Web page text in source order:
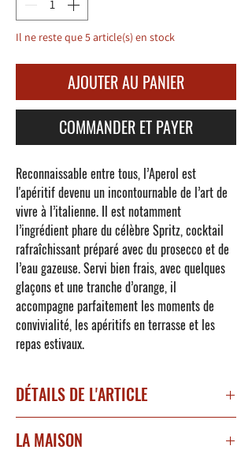
Il ne reste que 5 article(s) en stock
AJOUTER AU PANIER
COMMANDER ET PAYER
Reconnaissable entre tous, l’Aperol est
l'apéritif devenu un incontournable de l’art de
vivre à l’italienne. Il est notamment
l’ingrédient phare du célèbre Spritz, cocktail
rafraîchissant préparé avec du prosecco et de
l’eau gazeuse. Servi bien frais, avec quelques
glaçons et une tranche d’orange, il
accompagne parfaitement les moments de
convivialité, les apéritifs en terrasse et les
repas estivaux.
DÉTAILS DE L'ARTICLE
Degré d'alcool : 12,5%
LA MAISON